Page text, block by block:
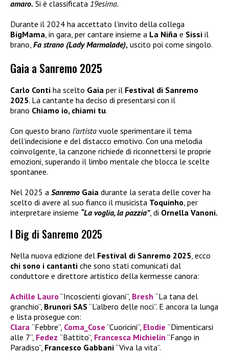
amaro. Si è classificata 19esima.
Durante il 2024 ha accettato l’invito della collega
BigMama, in gara, per cantare insieme a La Niña e Sissi il
brano, Fa strano (Lady Marmalade), uscito poi come singolo.
Gaia a Sanremo 2025
Carlo Conti ha scelto Gaia per il Festival di Sanremo
2025. La cantante ha deciso di presentarsi con il
brano Chiamo io, chiami tu.
Con questo brano l’artista vuole sperimentare il tema
dell’indecisione e del distacco emotivo. Con una melodia
coinvolgente, la canzone richiede di riconnettersi le proprie
emozioni, superando il limbo mentale che blocca le scelte
spontanee.
Nel 2025 a Sanremo Gaia durante la serata delle cover ha
scelto di avere al suo fianco il musicista Toquinho , per
interpretare insieme “La voglia, la pazzia”, di Ornella Vanoni.
I Big di Sanremo 2025
Nella nuova edizione del Festival di Sanremo 2025 , ecco
chi sono i cantanti che sono stati comunicati dal
conduttore e direttore artistico della kermesse canora:
Achille Lauro “Incoscienti giovani”, Bresh “La tana del
granchio”, Brunori SAS“L’albero delle noci”. E ancora la lunga
e lista prosegue con:
Clara “Febbre”, Coma_Cose “Cuoricini”, Elodie “Dimenticarsi
alle 7”, Fedez “Battito”, Francesca Michielin “Fango in
Paradiso”, Francesco Gabbani“Viva la vita”.